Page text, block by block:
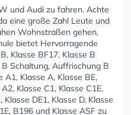
und Audi zu fahren. Achte
eine große Zahl Leute und
Wohnstraßen gehen,
bietet Hervorragende
Klasse BF17, Klasse B
Schaltung, Auffrischung B
A1, Klasse A, Klasse BE,
Klasse C1, Klasse C1E,
Klasse DE1, Klasse D, Klasse
B196 und Klasse ASF zu